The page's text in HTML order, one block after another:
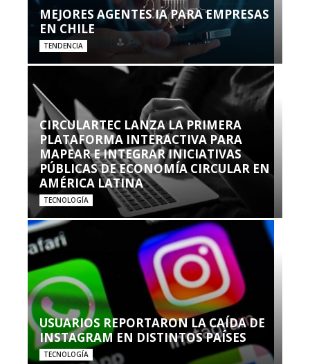
MEJORES AGENTES IA PARA EMPRESAS
EN CHILE
TENDENCIA
CIRCULARTEC LANZA LA PRIMERA
PLATAFORMA INTERACTIVA PARA
MAPEAR E INTEGRAR INICIATIVAS
PÚBLICAS DE ECONOMÍA CIRCULAR EN
AMÉRICA LATINA
TECNOLOGÍA
USUARIOS REPORTARON LA CAÍDA DE
INSTAGRAM EN DISTINTOS PAÍSES
TECNOLOGÍA